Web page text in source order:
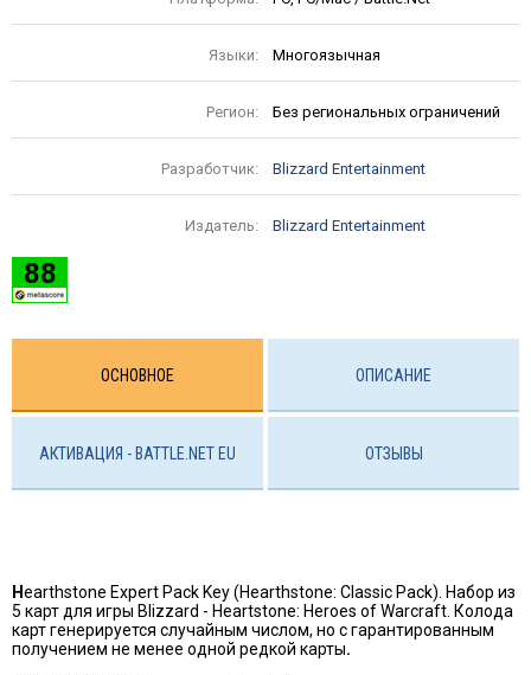
Языки: Многоязычная
Регион: Без региональных ограничений
Разработчик: Blizzard Entertainment
Издатель: Blizzard Entertainment
88
ОСНОВНОЕ ОПИСАНИЕ
АКТИВАЦИЯ - BATTLE.NET EU ОТЗЫВЫ
Hearthstone Expert Pack Key (Hearthstone: Classic Pack). Набор из
5 карт для игры Blizzard - Heartstone: Heroes of Warcraft. Колода
карт генерируется случайным числом, но с гарантированным
получением не менее одной редкой карты.